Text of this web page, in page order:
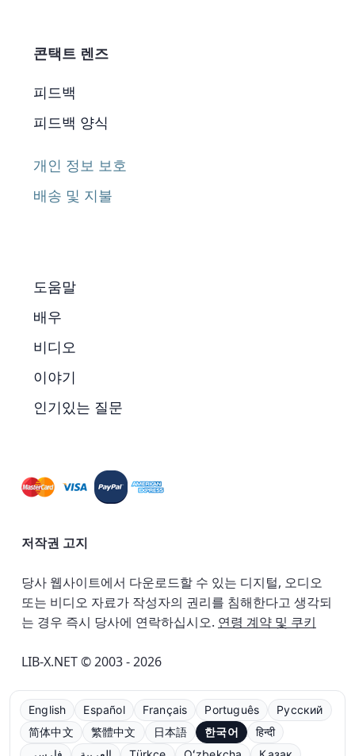
콘택트 렌즈
피드백
피드백 양식
개인 정보 보호
배송 및 지불
도움말
배우
비디오
이야기
인기있는 질문
저작권 고지
당사 웹사이트에서 다운로드할 수 있는 디지털, 오디오
또는 비디오 자료가 작성자의 권리를 침해한다고 생각되
는 경우 즉시 당사에 연락하십시오. 연령 계약 및 쿠키
LIB-X.NET © 2003 - 2026
English Español Français Português
Русский
简体中文
繁體中文 日本語 한국어
हिन्दी